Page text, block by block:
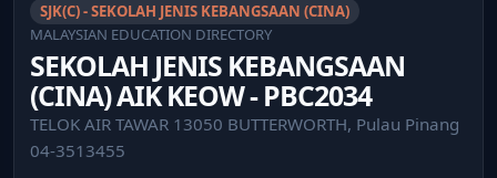
SJK(C) - SEKOLAH JENIS KEBANGSAAN (CINA)
MALAYSIAN EDUCATION DIRECTORY
SEKOLAH JENIS KEBANGSAAN
(CINA) AIK KEOW - PBC2034
TELOK AIR TAWAR 13050 BUTTERWORTH, Pulau Pinang
04-3513455